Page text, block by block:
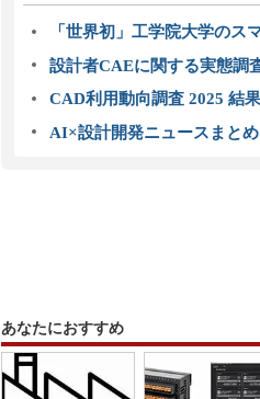
「世界初」工学院大学のス
設計者CAEに関する実態調
CAD利用動向調査 2025 結
AI×設計開発ニュースまとめ
あなたにおすすめ